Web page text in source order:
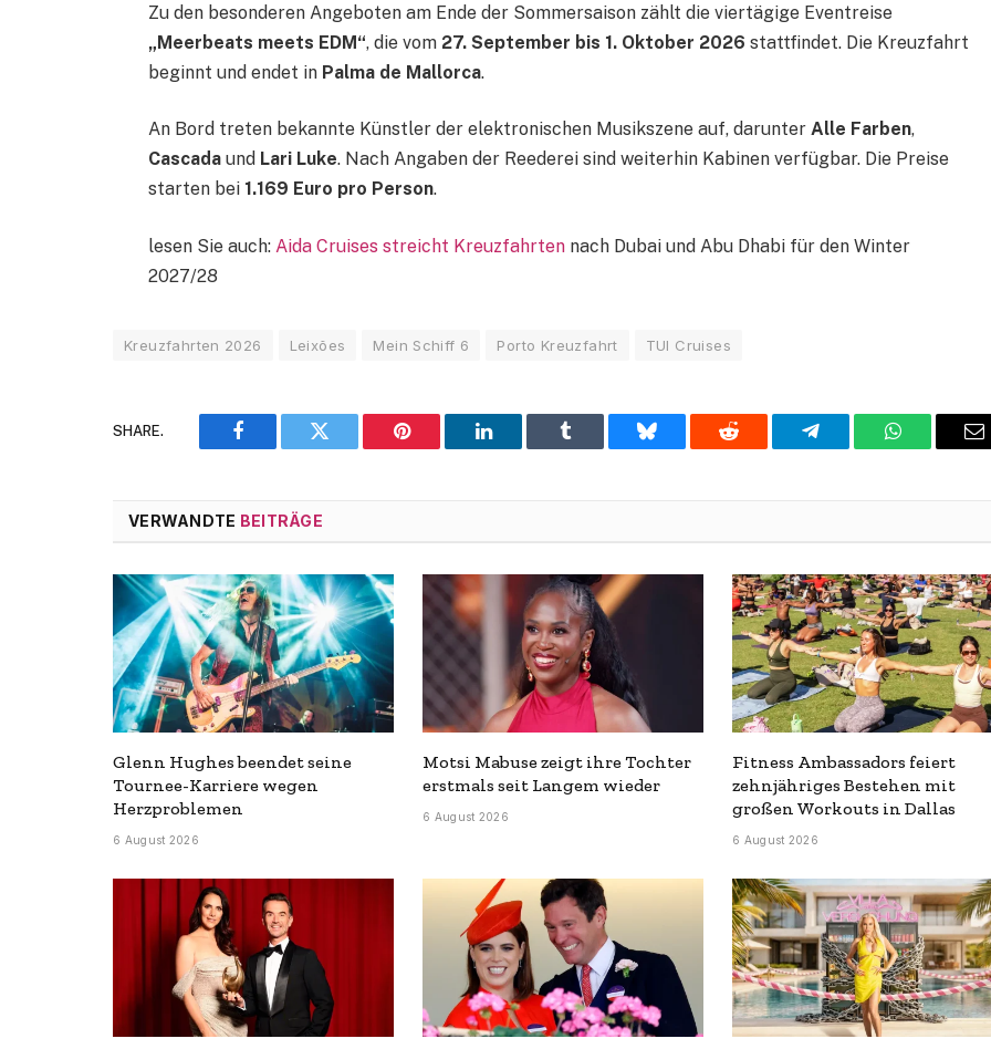
Zu den besonderen Angeboten am Ende der Sommersaison zählt die viertägige Eventreise
„Meerbeats meets EDM“, die vom 27. September bis 1. Oktober 2026 stattfindet. Die Kreuzfahrt
beginnt und endet in Palma de Mallorca.
An Bord treten bekannte Künstler der elektronischen Musikszene auf, darunterAlle Farben,
Cascada und Lari Luke. Nach Angaben der Reederei sind weiterhin Kabinen verfügbar. Die Preise
starten bei 1.169 Euro pro Person.
lesen Sie auch:Aida Cruises streicht Kreuzfahrten nach Dubai und Abu Dhabi für den Winter
2027/28
Kreuzfahrten 2026 Leixões Mein Schiff 6 Porto Kreuzfahrt TUI Cruises
SHARE.
Facebook Twitter Pinterest LinkedIn Tumblr Bluesky Reddit Telegram WhatsApp
VERWANDTE BEITRÄGE
Glenn Hughes beendet seine
Tournee-Karriere wegen
Herzproblemen
6 August 2026
Motsi Mabuse zeigt ihre Tochter
erstmals seit Langem wieder
6 August 2026
Fitness Ambassadors feiert
zehnjähriges Bestehen mit
großen Workouts in Dallas
6 August 2026